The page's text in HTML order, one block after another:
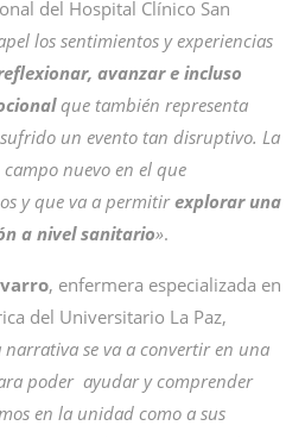
del Hospital Clínico San
los sentimientos y experiencias
avanzar e incluso
que también representa
un evento tan disruptivo. La
nuevo en el que
y que va a permitirexplorar una
a nivel sanitario».
, enfermera especializada en
del Universitario La Paz,
narrativa se va a convertir en una
poder ayudar y comprender
en la unidad como a sus